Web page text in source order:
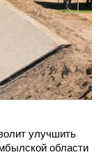
улучшить
области